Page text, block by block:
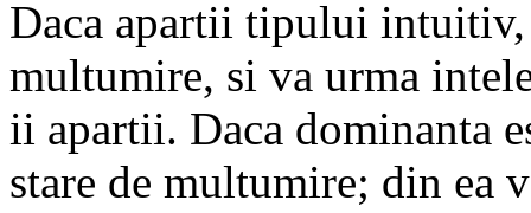
Daca apartii tipului
multumire, si va urma
ii apartii. Daca dominanta
stare de multumire; din ea